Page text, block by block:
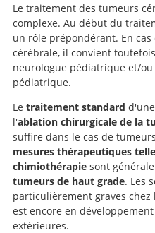
Le traitement des tumeurs
complexe. Au début du
un rôle prépondérant. En
cérébrale, il convient
neurologue pédiatrique et/
pédiatrique.
Le traitement standard
l'ablation chirurgicale de la
suffire dans le cas de
mesures thérapeutiques
chimiothérapiesont
tumeurs de haut grade. Les
particulièrement graves
est encore en
extérieures.